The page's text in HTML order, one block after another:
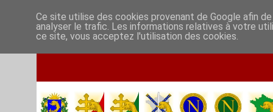
Ce site utilise des cookies provenant de Google afin
analyser le trafic. Les informations relatives à votre
ce site, vous acceptez l'utilisation des cookies.